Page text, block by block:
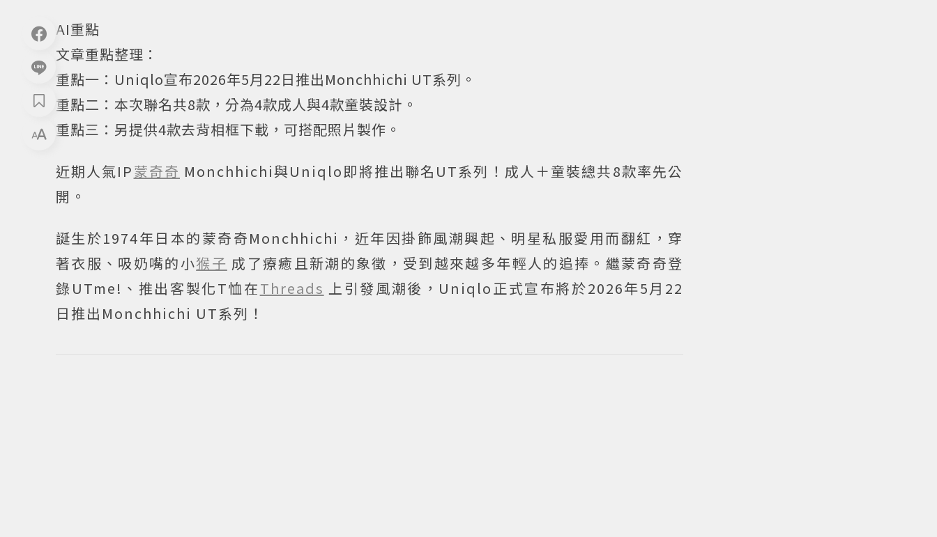
AI重點
文章重點整理：
重點一： Uniqlo宣布2026年5月22日推出Monchhichi UT系列。
重點二： 本次聯名共8款，分為4款成人與4款童裝設計。
重點三： 另提供4款去背相框下載，可搭配照片製作。
近期人氣IP蒙奇奇 Monchhichi與Uniqlo即將推出聯名UT系列！成人＋童裝總共8款率先公
開。
誕生於1974年日本的蒙奇奇Monchhichi，近年因掛飾風潮興起、明星私服愛用而翻紅，穿
著衣服、吸奶嘴的小猴子 成了療癒且新潮的象徵，受到越來越多年輕人的追捧。繼蒙奇奇登
錄UTme!、推出客製化T恤在Threads 上引發風潮後，Uniqlo正式宣布將於2026年5月22
日推出Monchhichi UT系列！